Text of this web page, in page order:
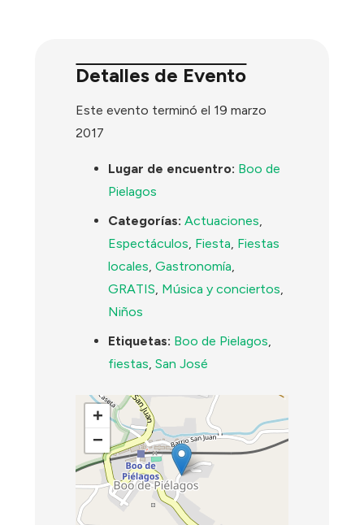
Detalles de Evento
Este evento terminó el 19 marzo
2017
Lugar de encuentro: Boo de
Pielagos
Categorías: Actuaciones
Espectáculos Fiesta Fiestas
locales ,Gastronomía
GRATIS Música y conciertos
Niños
Etiquetas: Boo de Pielagos
fiestas ,San José
+
−